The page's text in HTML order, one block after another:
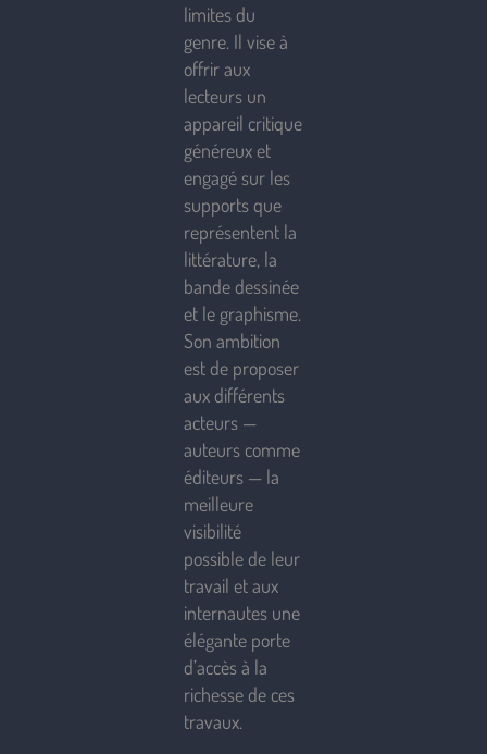
limites du
genre. Il vise à
offrir aux
lecteurs un
appareil critique
généreux et
engagé sur les
supports que
représentent la
littérature, la
bande dessinée
et le graphisme.
Son ambition
est de proposer
aux différents
acteurs —
auteurs comme
éditeurs — la
meilleure
visibilité
possible de leur
travail et aux
internautes une
élégante porte
d’accès à la
richesse de ces
travaux.